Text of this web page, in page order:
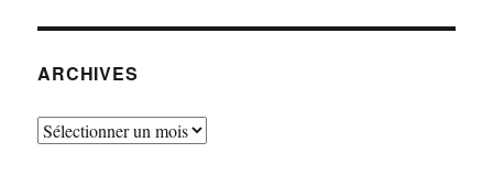
ARCHIVES
Archives